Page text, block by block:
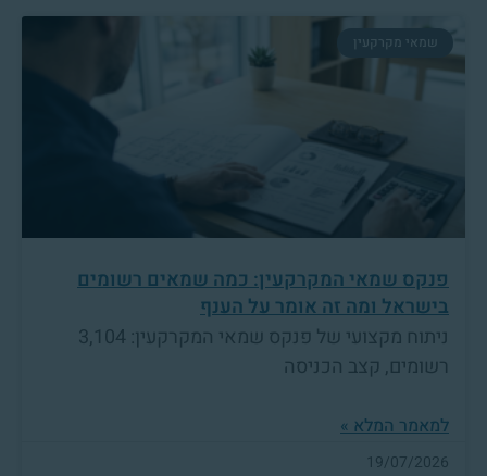
שמאי מקרקעין
פנקס שמאי המקרקעין: כמה שמאים רשומים
בישראל ומה זה אומר על הענף
ניתוח מקצועי של פנקס שמאי המקרקעין: 3,104
רשומים, קצב הכניסה
למאמר המלא »
19/07/2026